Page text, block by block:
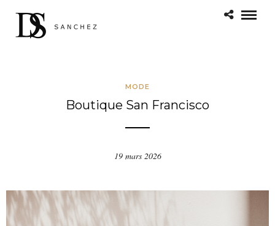
MODE
Boutique San Francisco
19 mars 2026